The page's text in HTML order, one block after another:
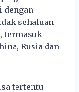
dengan
sehaluan
termasuk
Rusia dan
tertentu